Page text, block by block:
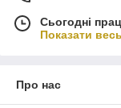
Сьогодні
Показати
Про нас